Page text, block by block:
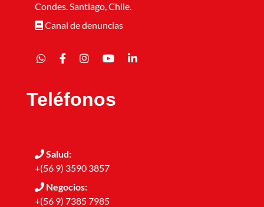
Condes. Santiago, Chile.
Canal de denuncias
Teléfonos
Salud:
+(56 9) 3590 3857
Negocios:
+(56 9) 7385 7985